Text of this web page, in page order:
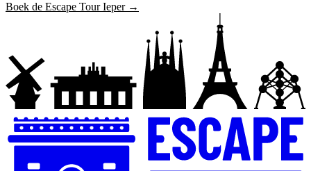
Boek de Escape Tour Ieper →